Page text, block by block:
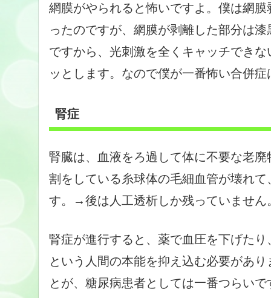
網膜がやられると怖いですよ。僕は網
ったのですが、網膜が剥離した部分は
ですから、光刺激を全くキャッチでき
ッとします。なので僕が一番怖い合併
腎症
腎臓は、血液をろ過して体に不要な老
割をしている糸球体の毛細血管が壊れ
す。→後は人工透析しか残っていません
腎症が進行すると、薬で血圧を下げた
という人間の本能を抑え込む必要があ
とが、糖尿病患者としては一番つらいで